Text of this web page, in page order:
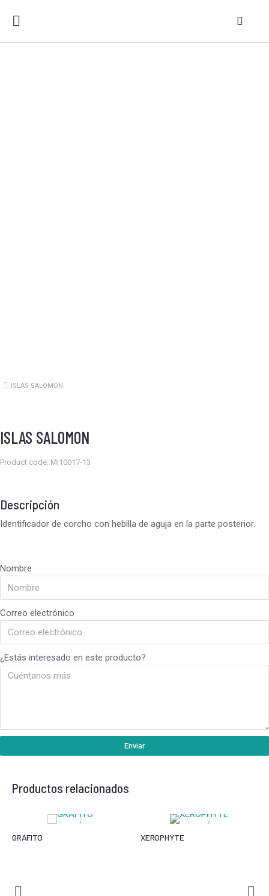
Estás aquí:
ISLAS SALOMON
ISLAS SALOMON
Product code: MI10017-13
Descripción
Identificador de corcho con hebilla de aguja en la parte posterior.
Nombre
Correo electrónico
¿Estás interesado en este producto?
Enviar
Productos relacionados
GRAFITO XEROPHYTE